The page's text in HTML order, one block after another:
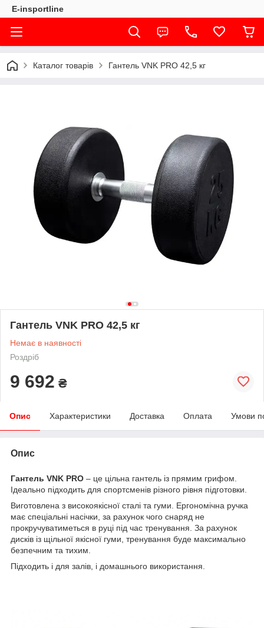
E-insportline
Каталог товарів Гантель VNK PRO 42,5 кг
Гантель VNK PRO 42,5 кг
Немає в наявності
Роздріб
9 692 ₴
Опис Характеристики Доставка Оплата Умови
Опис
Гантель VNK PRO – це цільна гантель із прямим грифом.
Ідеально підходить для спортсменів різного рівня підготовки.
Виготовлена ​​з високоякісної сталі та гуми. Ергономічна ручка
має спеціальні насічки, за рахунок чого снаряд не
прокручуватиметься в руці під час тренування. За рахунок
дисків із щільної якісної гуми, тренування буде максимально
безпечним та тихим.
Підходить і для залів, і домашнього використання.